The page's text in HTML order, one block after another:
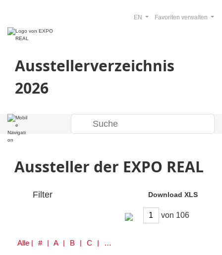
Ausstellerverzeichnis
2026
Favoriten verwalten
EN
Aussteller der EXPO REAL
Filter Download XLS
von
Alle | # | A | B | C | D | E | F | G | H | I | J | K | L | M | N | O | P | Q | R | S | T | U | V | W | Y | Z